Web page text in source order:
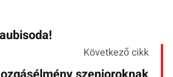
Következő cikk